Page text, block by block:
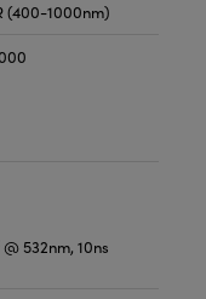
(400-1000nm)
@ 532nm, 10ns